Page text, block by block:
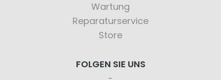
Wartung
Reparaturservice
Store
FOLGEN SIE UNS